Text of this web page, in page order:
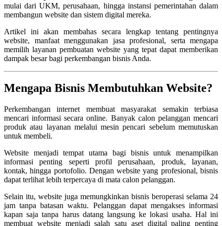
mulai dari UKM, perusahaan, hingga instansi pemerintahan dalam
membangun website dan sistem digital mereka.
Artikel ini akan membahas secara lengkap tentang pentingnya
website, manfaat menggunakan jasa profesional, serta mengapa
memilih layanan pembuatan website yang tepat dapat memberikan
dampak besar bagi perkembangan bisnis Anda.
Mengapa Bisnis Membutuhkan Website?
Perkembangan internet membuat masyarakat semakin terbiasa
mencari informasi secara online. Banyak calon pelanggan mencari
produk atau layanan melalui mesin pencari sebelum memutuskan
untuk membeli.
Website menjadi tempat utama bagi bisnis untuk menampilkan
informasi penting seperti profil perusahaan, produk, layanan,
kontak, hingga portofolio. Dengan website yang profesional, bisnis
dapat terlihat lebih terpercaya di mata calon pelanggan.
Selain itu, website juga memungkinkan bisnis beroperasi selama 24
jam tanpa batasan waktu. Pelanggan dapat mengakses informasi
kapan saja tanpa harus datang langsung ke lokasi usaha. Hal ini
membuat website menjadi salah satu aset digital paling penting